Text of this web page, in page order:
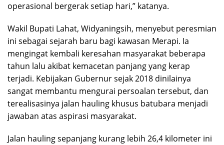
operasional bergerak setiap hari,” katanya.
Wakil Bupati Lahat, Widyaningsih, menyebut peresmian
ini sebagai sejarah baru bagi kawasan Merapi. Ia
mengingat kembali keresahan masyarakat beberapa
tahun lalu akibat kemacetan panjang yang kerap
terjadi. Kebijakan Gubernur sejak 2018 dinilainya
sangat membantu mengurai persoalan tersebut, dan
terealisasinya jalan hauling khusus batubara menjadi
jawaban atas aspirasi masyarakat.
Jalan hauling sepanjang kurang lebih 26,4 kilometer ini